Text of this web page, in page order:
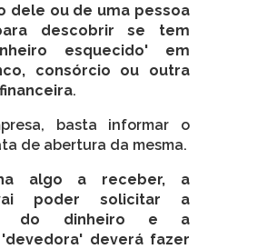
dele ou de uma pessoa
descobrir se tem
esquecido' em
consórcio ou outra
.
basta informar o
de abertura da mesma.
algo a receber, a
poder solicitar a
do dinheiro e a
deverá fazer